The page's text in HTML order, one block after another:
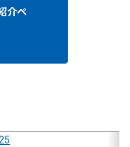
介ペ